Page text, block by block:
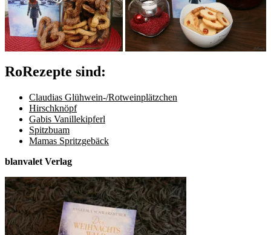
RoRezepte sind:
Claudias Glühwein-/Rotweinplätzchen
Hirschknöpf
Gabis Vanillekipferl
Spitzbuam
Mamas Spritzgebäck
blanvalet Verlag